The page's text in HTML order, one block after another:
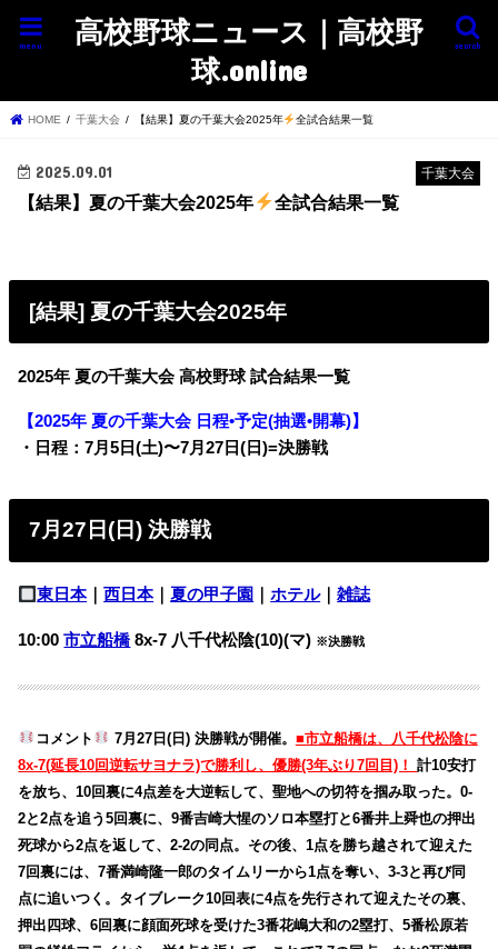
高校野球ニュース｜高校野
球.online
search
menu
HOME 千葉大会 【結果】夏の千葉大会2025年 全試合結果一覧
千葉大会
2025.09.01
【結果】夏の千葉大会2025年 全試合結果一覧
[結果] 夏の千葉大会2025年
2025年 夏の千葉大会 高校野球 試合結果一覧
【2025年 夏の千葉大会 日程•予定(抽選•開幕)】
・日程：7月5日(土)〜7月27日(日)=決勝戦
7月27日(日) 決勝戦
東日本｜西日本｜夏の甲子園 ｜ホテル｜雑誌
10:00市立船橋 8x-7 八千代松陰(10)(マ) ※決勝戦
コメント 7月27日(日) 決勝戦が開催。 ■市立船橋は、八千代松陰に
8x-7(延長10回逆転サヨナラ)で勝利し、優勝(3年ぶり7回目)！計10安打
を放ち、10回裏に4点差を大逆転して、聖地への切符を掴み取った。0-
2と2点を追う5回裏に、9番吉崎大惺のソロ本塁打と6番井上舜也の押出
死球から2点を返して、2-2の同点。その後、1点を勝ち越されて迎えた
7回裏には、7番満崎隆一郎のタイムリーから1点を奪い、3-3と再び同
点に追いつく。タイブレーク10回表に4点を先行されて迎えたその裏、
押出四球、6回裏に顔面死球を受けた3番花嶋大和の2塁打、5番松原若